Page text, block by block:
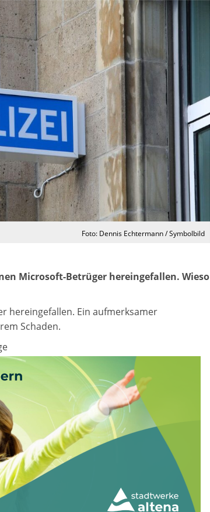
Foto: Dennis Echtermann / Symbolbild
Microsoft-Betrüger hereingefallen. Wieso
hereingefallen. Ein aufmerksamer
Schaden.